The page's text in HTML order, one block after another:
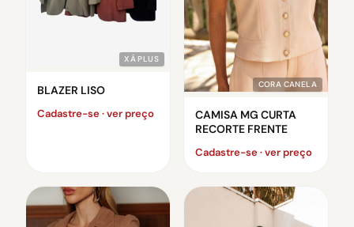
XÁ PLUS
BLAZER LISO
Cadastre-se · ver preço
CORA CANELA
CAMISA MG CURTA
RECORTE FRENTE
Cadastre-se · ver preço